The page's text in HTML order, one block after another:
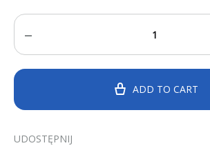
Quantity
ADD TO CART
UDOSTĘPNIJ